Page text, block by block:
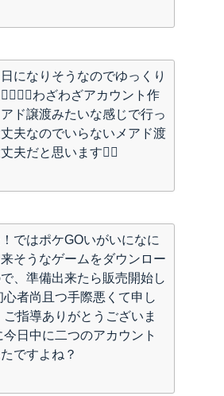
になりそうなのでゆっくり
わざわざアカウント作
ド譲渡みたいな感じで行っ
夫なのでいらないメアド渡
夫だと思います🙇‍♂️
ではポケGOいがいになに
そうなゲームをダウンロー
、準備出来たら販売開始し
者尚且つ手際悪くて申し
指導ありがとうございま
日中に二つのアカウント
ですよね？